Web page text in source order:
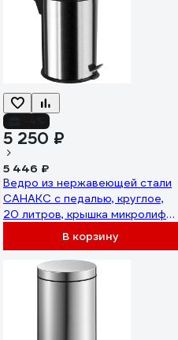
5 250 ₽
5 446 ₽
Ведро из нержавеющей стали
САНАКС с педалью, круглое,
20 литров, крышка микролифт,
В корзину